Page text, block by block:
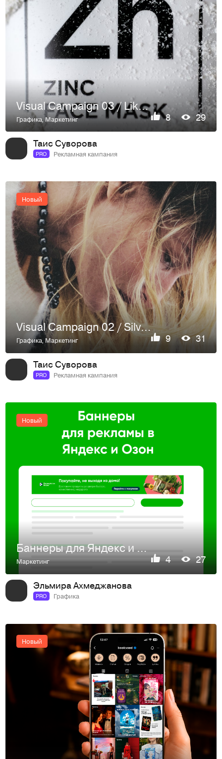
Visual Campaign 03 / Likato Professional
Графика,Маркетинг 8 29
Таис Суворова
PRO Рекламная кампания
Новый
Visual Campaign 02 / Silver Metallic
Графика, Маркетинг 9 31
Таис Суворова
PRO Рекламная кампания
Новый
Баннеры для Яндекс и Озон
Маркетинг 4 27
Эльмира Ахмеджанова
PRO Графика
Новый